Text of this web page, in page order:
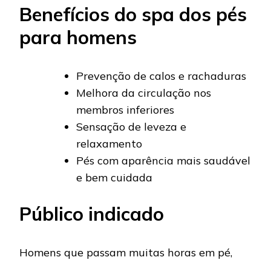
Benefícios do spa dos pés
para homens
Prevenção de calos e rachaduras
Melhora da circulação nos
membros inferiores
Sensação de leveza e
relaxamento
Pés com aparência mais saudável
e bem cuidada
Público indicado
Homens que passam muitas horas em pé,